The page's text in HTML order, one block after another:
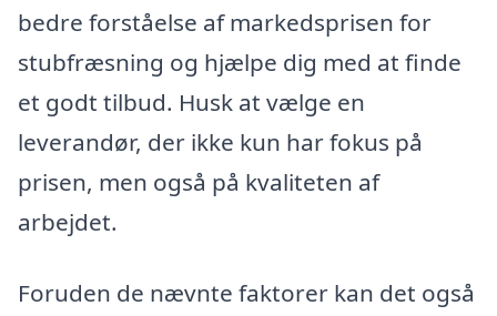
bedre forståelse af markedsprisen for
stubfræsning og hjælpe dig med at finde
et godt tilbud. Husk at vælge en
leverandør, der ikke kun har fokus på
prisen, men også på kvaliteten af
arbejdet.
Foruden de nævnte faktorer kan det også